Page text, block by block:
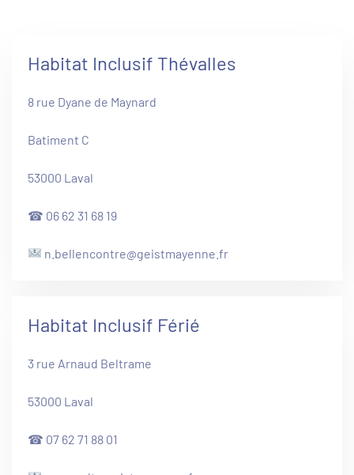
Habitat Inclusif Thévalles
8 rue Dyane de Maynard
Batiment C
53000 Laval
☎ 06 62 31 68 19
n.bellencontre@geistmayenne.fr
Habitat Inclusif Férié
3 rue Arnaud Beltrame
53000 Laval
☎ 07 62 71 88 01